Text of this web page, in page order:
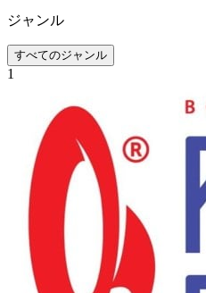
ジャンル
すべてのジャンル
1